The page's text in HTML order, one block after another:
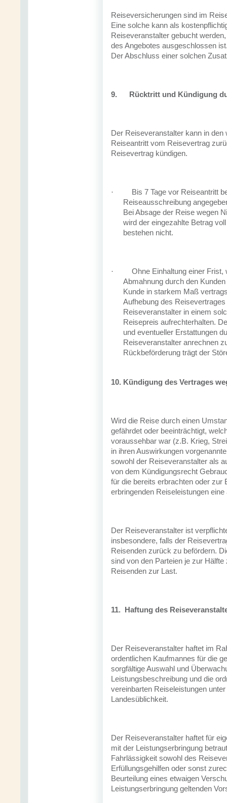
Reiseversicherungen sind im
Eine solche kann als
Reiseveranstalter gebucht
des Angebotes ausgeschlossen
Der Abschluss einer solchen
9. Rücktritt und Kündigung
Der Reiseveranstalter kann in den
Reiseantritt vom Reisevertrag
Reisevertrag kündigen.
·
Bis 7 Tage vor Reiseantritt
Reiseausschreibung
Bei Absage der Reise wegen
wird der eingezahlte Betrag
bestehen nicht.
·
Ohne Einhaltung einer
Abmahnung durch den
Kunde in starkem Maß
Aufhebung des
Reiseveranstalter in einem
Reisepreis aufrechterhalten.
und eventueller Erstattungen
Reiseveranstalter anrechnen
Rückbeförderung trägt der
10. Kündigung des Vertrages
Wird die Reise durch einen
gefährdet oder beeinträchtigt,
voraussehbar war (z.B. Krieg,
in ihren Auswirkungen
sowohl der Reiseveranstalter als
von dem Kündigungsrecht
für die bereits erbrachten oder zur
erbringenden Reiseleistungen
Der Reiseveranstalter ist
insbesondere, falls der
Reisenden zurück zu befördern.
sind von den Parteien je zur
Reisenden zur Last.
11. Haftung des
Der Reiseveranstalter haftet im
ordentlichen Kaufmannes für die
sorgfältige Auswahl und
Leistungsbeschreibung und die
vereinbarten Reiseleistungen
Landesüblichkeit.
Der Reiseveranstalter haftet für
mit der Leistungserbringung
Fahrlässigkeit sowohl des
Erfüllungsgehilfen oder sonst
Beurteilung eines etwaigen
Leistungserbringung geltenden